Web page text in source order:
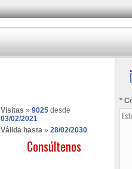
Visitas » 9025 desde
03/02/2021
Válida hasta » 28/02/2030
Consúltenos
*